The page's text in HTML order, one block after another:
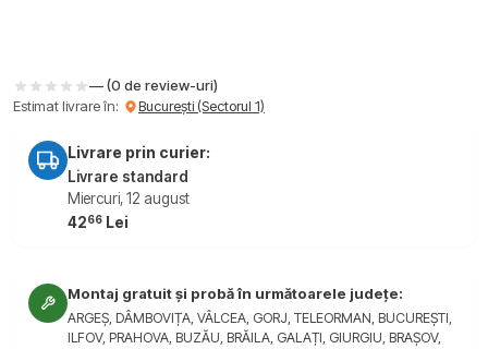
— (0 de review-uri)
Estimat livrare în:
București (Sectorul 1)
Livrare prin curier:
Livrare standard
Miercuri, 12 august
4266 Lei
Montaj gratuit și probă în următoarele județe:
ARGEȘ, DÂMBOVIȚA, VÂLCEA, GORJ, TELEORMAN, BUCUREȘTI,
ILFOV, PRAHOVA, BUZĂU, BRĂILA, GALAȚI, GIURGIU, BRAȘOV,